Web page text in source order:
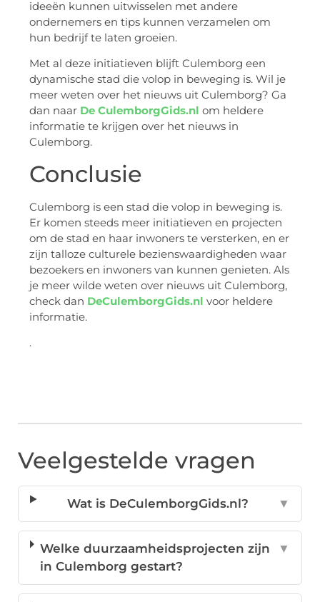
ideeën kunnen uitwisselen met andere
ondernemers en tips kunnen verzamelen om
hun bedrijf te laten groeien.
Met al deze initiatieven blijft Culemborg een
dynamische stad die volop in beweging is. Wil je
meer weten over het nieuws uit Culemborg? Ga
dan naar De CulemborgGids.nl om heldere
informatie te krijgen over het nieuws in
Culemborg.
Conclusie
Culemborg is een stad die volop in beweging is.
Er komen steeds meer initiatieven en projecten
om de stad en haar inwoners te versterken, en er
zijn talloze culturele bezienswaardigheden waar
bezoekers en inwoners van kunnen genieten. Als
je meer wilde weten over nieuws uit Culemborg,
check dan DeCulemborgGids.nl voor heldere
informatie.
.
Veelgestelde vragen
Wat is DeCulemborgGids.nl? ▼
Welke duurzaamheidsprojecten zijn
in Culemborg gestart?
▼